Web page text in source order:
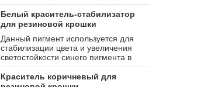
Белый краситель-стабилизатор
для резиновой крошки
Данный пигмент используется для
стабилизации цвета и увеличения
светостойкости синего пигмента в
резиновых покрытиях. Также данный
пигмент может использоваться для
Краситель коричневый для